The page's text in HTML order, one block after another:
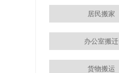
居民搬家
办公室搬迁
货物搬运